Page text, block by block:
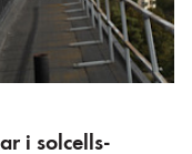
i solcells-